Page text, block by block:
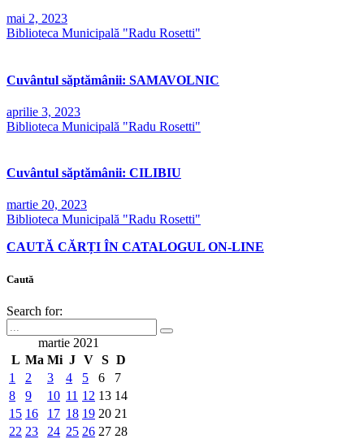
mai 2, 2023
Biblioteca Municipală "Radu Rosetti"
Cuvântul săptămânii: SAMAVOLNIC
aprilie 3, 2023
Biblioteca Municipală "Radu Rosetti"
Cuvântul săptămânii: CILIBIU
martie 20, 2023
Biblioteca Municipală "Radu Rosetti"
CAUTĂ CĂRȚI ÎN CATALOGUL ON-LINE
Caută
Search for:
martie 2021
L Ma Mi J V S D
1
2 3 4 5 6
7
8
9 10 11 12 13 14
15 16 17 18 19 20 21
22 23 24 25 26 27 28